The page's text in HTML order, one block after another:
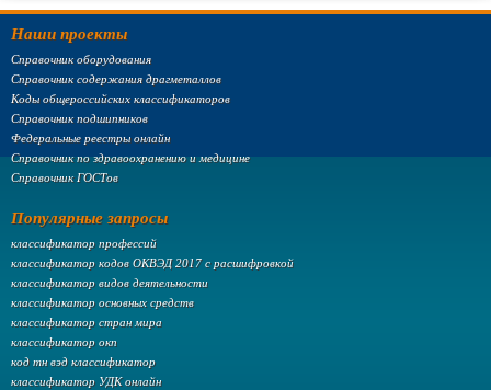
Наши проекты
Справочник оборудования
Справочник содержания драгметаллов
Коды общероссийских классификаторов
Справочник подшипников
Федеральные реестры онлайн
Справочник по здравоохранению и медицине
Справочник ГОСТов
Популярные запросы
классификатор профессий
классификатор кодов ОКВЭД 2017 с расшифровкой
классификатор видов деятельности
классификатор основных средств
классификатор стран мира
классификатор окп
код тн вэд классификатор
классификатор УДК онлайн